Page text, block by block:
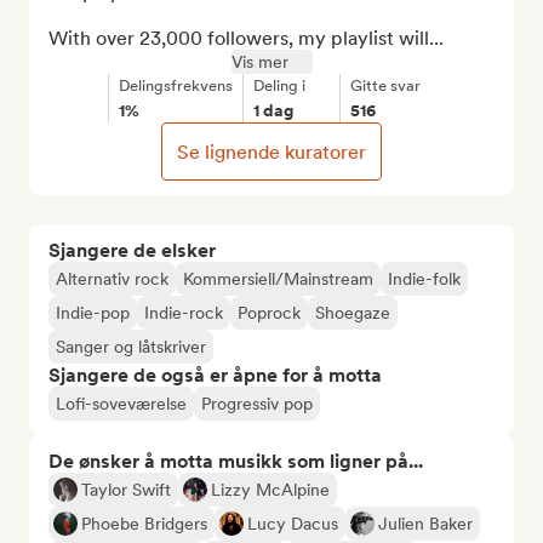
Sjangere de elsker
Alternativ rock Kommersiell/Mainstream
Indie-folk
Indie-pop
Indie-rock Poprock
Shoegaze
Sanger og låtskriver
Sjangere de også er åpne for å motta
Lofi-soveværelse Progressiv pop
De ønsker å motta musikk som ligner på...
Taylor Swift
Lizzy McAlpine
Phoebe Bridgers
Lucy Dacus Julien Baker
With over 23,000 followers, my playlist will...
Vis mer
Delingsfrekvens
1%
Deling i
1 dag
Gitte svar
516
Se lignende kuratorer